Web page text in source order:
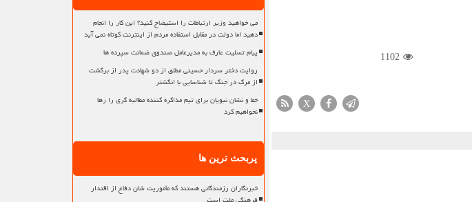
1102
X
می خواهید وزیر ارتباطات را استیضاح کنید؟ این کار را انجام
دهید اما دولت در مقابل استفاده مردم از اینترنت کوتاه نمی آید
پیام تسلیت عارف به مدیرعامل صندوق ضمانت سپرده ها
روایت دختر سردار حسینی مطلق از دو شهادت پدر از برگشت
از مرگ در جنگ تا شناسایی با انگشتر
خط و نشان نبویان برای تیم مذاکره کننده مطالبه گری را رها
نخواهیم کرد
پربحث ترین ها
خبرنگاران رزمندگانی هستند که مأموریت شان دفاع از اقتدار